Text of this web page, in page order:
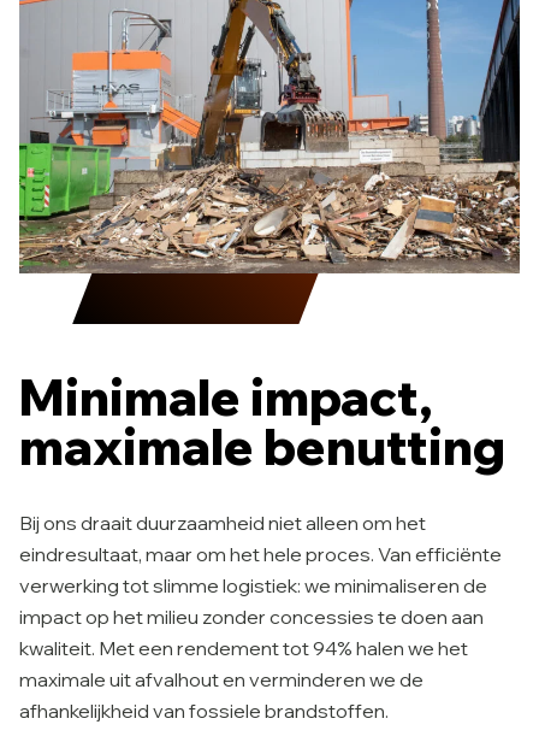
Minimale impact,
maximale benutting
Bij ons draait duurzaamheid niet alleen om het
eindresultaat, maar om het hele proces. Van efficiënte
verwerking tot slimme logistiek: we minimaliseren de
impact op het milieu zonder concessies te doen aan
kwaliteit. Met een rendement tot 94% halen we het
maximale uit afvalhout en verminderen we de
afhankelijkheid van fossiele brandstoffen.